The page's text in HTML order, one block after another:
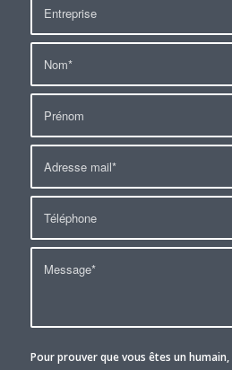
Pour prouver que vous êtes un